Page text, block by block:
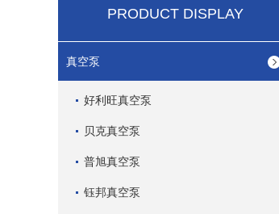
PRODUCT DISPLAY
真空泵
好利旺真空泵
贝克真空泵
普旭真空泵
钰邦真空泵